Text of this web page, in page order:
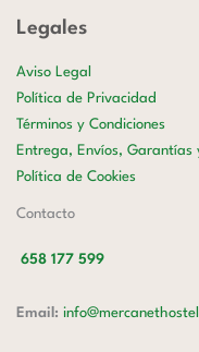
Legales
Aviso Legal
Política de Privacidad
Términos y Condiciones
Entrega, Envíos, Garantías
Política de Cookies
Contacto
658 177 599
Email: